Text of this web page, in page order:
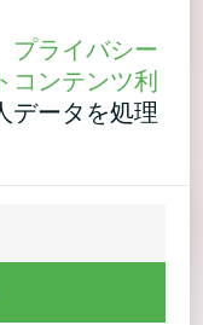
プライバシー
コンテンツ利
データを処理